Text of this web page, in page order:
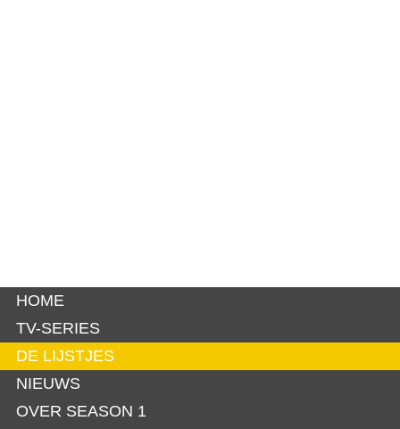
HOME
TV-SERIES
DE LIJSTJES
NIEUWS
OVER SEASON 1